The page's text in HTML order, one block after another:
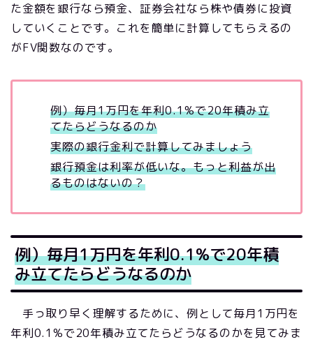
た金額を銀行なら預金、証券会社なら株や債券に投資
していくことです。これを簡単に計算してもらえるの
がFV関数なのです。
例）毎月1万円を年利0.1%で20年積み立
てたらどうなるのか
実際の銀行金利で計算してみましょう
銀行預金は利率が低いな。もっと利益が出
るものはないの？
例）毎月1万円を年利0.1%で20年積
み立てたらどうなるのか
手っ取り早く理解するために、例として毎月1万円を
年利0.1%で20年積み立てたらどうなるのかを見てみま